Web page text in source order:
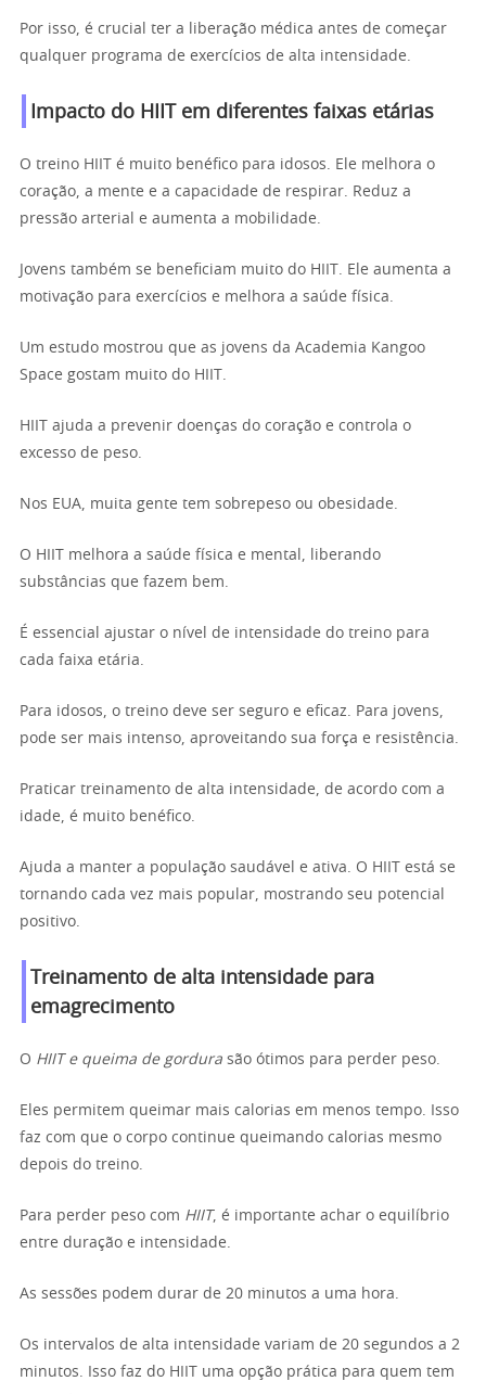
Por isso, é crucial ter a liberação médica antes de começar
qualquer programa de exercícios de alta intensidade.
Impacto do HIIT em diferentes faixas etárias
O treino HIIT é muito benéfico para idosos. Ele melhora o
coração, a mente e a capacidade de respirar. Reduz a
pressão arterial e aumenta a mobilidade.
Jovens também se beneficiam muito do HIIT. Ele aumenta a
motivação para exercícios e melhora a saúde física.
Um estudo mostrou que as jovens da Academia Kangoo
Space gostam muito do HIIT.
HIIT ajuda a prevenir doenças do coração e controla o
excesso de peso.
Nos EUA, muita gente tem sobrepeso ou obesidade.
O HIIT melhora a saúde física e mental, liberando
substâncias que fazem bem.
É essencial ajustar o nível de intensidade do treino para
cada faixa etária.
Para idosos, o treino deve ser seguro e eficaz. Para jovens,
pode ser mais intenso, aproveitando sua força e resistência.
Praticar treinamento de alta intensidade, de acordo com a
idade, é muito benéfico.
Ajuda a manter a população saudável e ativa. O HIIT está se
tornando cada vez mais popular, mostrando seu potencial
positivo.
Treinamento de alta intensidade para
emagrecimento
O HIIT e queima de gordura são ótimos para perder peso.
Eles permitem queimar mais calorias em menos tempo. Isso
faz com que o corpo continue queimando calorias mesmo
depois do treino.
Para perder peso com HIIT, é importante achar o equilíbrio
entre duração e intensidade.
As sessões podem durar de 20 minutos a uma hora.
Os intervalos de alta intensidade variam de 20 segundos a 2
minutos. Isso faz do HIIT uma opção prática para quem tem